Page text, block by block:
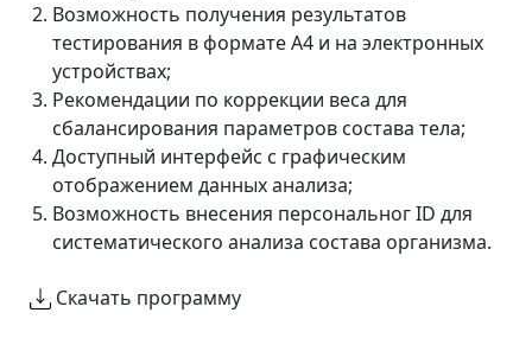
Возможность получения результатов
тестирования в формате А4 и на электронных
устройствах;
Рекомендации по коррекции веса для
сбалансирования параметров состава тела;
Доступный интерфейс с графическим
отображением данных анализа;
Возможность внесения персональног ID для
систематического анализа состава организма.
Скачать программу